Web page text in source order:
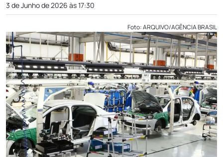
3 de Junho de 2026 às 17:30
Foto: ARQUIVO/AGÊNCIA BRASIL